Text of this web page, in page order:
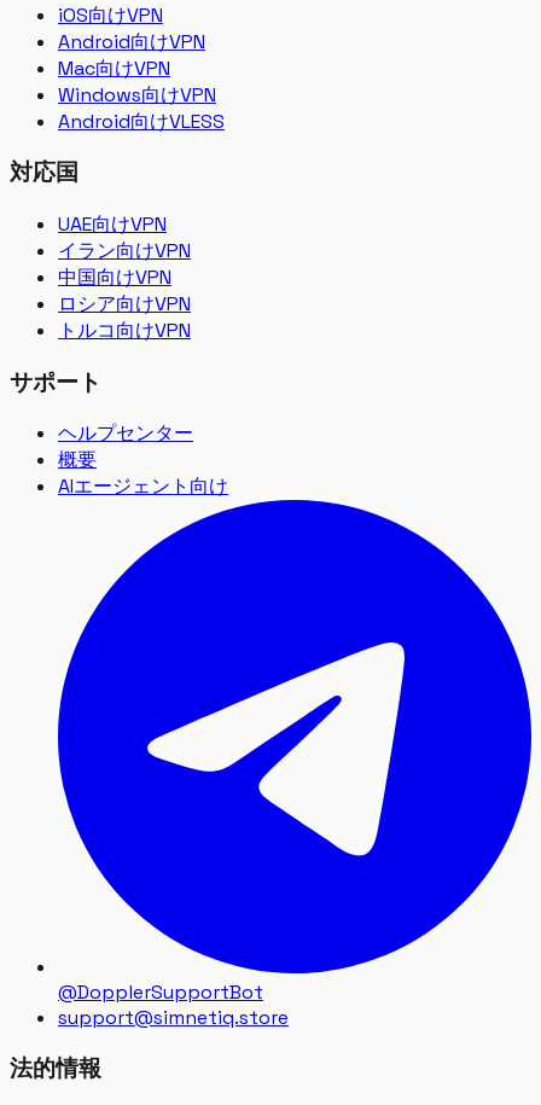
iOS向けVPN
Android向けVPN
Mac向けVPN
Windows向けVPN
Android向けVLESS
対応国
UAE向けVPN
イラン向けVPN
中国向けVPN
ロシア向けVPN
トルコ向けVPN
サポート
ヘルプセンター
概要
AIエージェント向け
@DopplerSupportBot
support@simnetiq.store
法的情報